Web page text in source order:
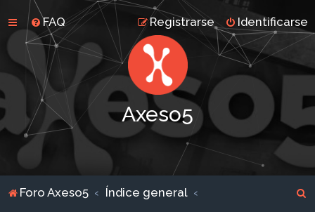
FAQ Identificarse
Registrarse
Axeso5
Foro Axeso5 Índice general